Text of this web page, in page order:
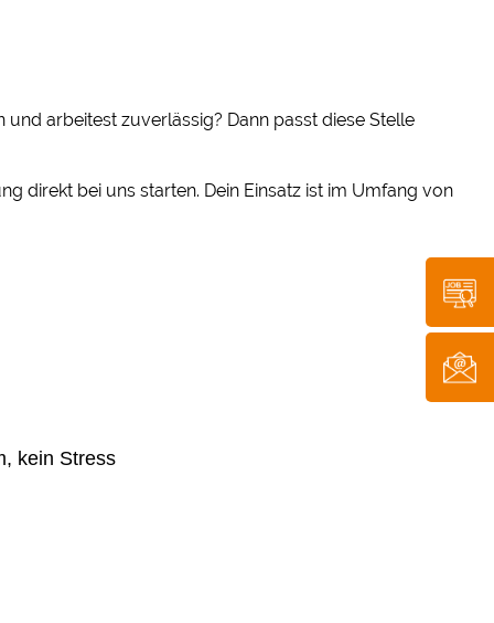
arbeitest zuverlässig? Dann passt diese Stelle
direkt bei uns starten. Dein Einsatz ist im Umfang von
kein Stress